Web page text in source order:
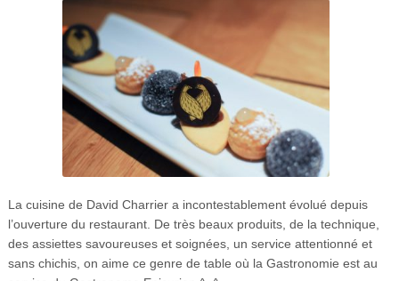
La cuisine de David Charrier a incontestablement évolué depuis
l’ouverture du restaurant. De très beaux produits, de la technique,
des assiettes savoureuses et soignées, un service attentionné et
sans chichis, on aime ce genre de table où la Gastronomie est au